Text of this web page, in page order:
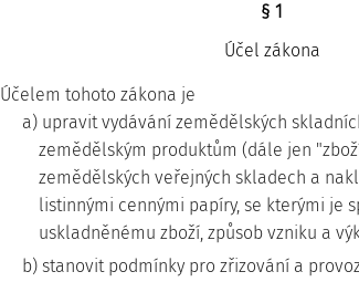
§ 1
Účel zákona
Účelem tohoto zákona je
a) upravit vydávání zemědělských
zemědělským produktům (dále jen
zemědělských veřejných skladech a
listinnými cennými papíry, se kterými je
uskladněnému zboží, způsob vzniku a
b) stanovit podmínky pro zřizování a